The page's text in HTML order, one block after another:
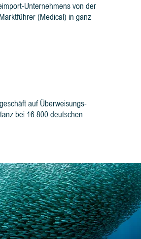
Unternehmens von der
(Medical) in ganz
auf Überweisungs-
bei 16.800 deutschen